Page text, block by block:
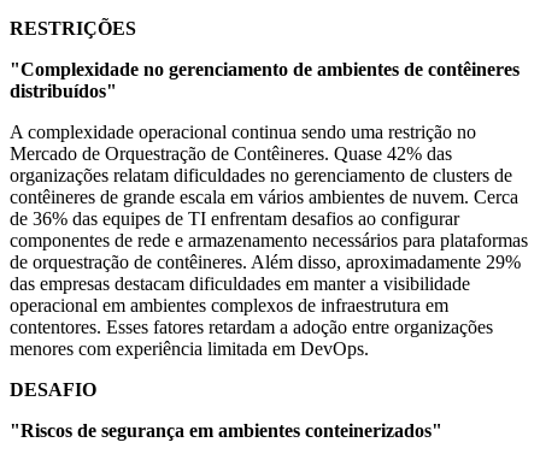
RESTRIÇÕES
"Complexidade no gerenciamento de ambientes de contêineres
distribuídos"
A complexidade operacional continua sendo uma restrição no
Mercado de Orquestração de Contêineres. Quase 42% das
organizações relatam dificuldades no gerenciamento de clusters de
contêineres de grande escala em vários ambientes de nuvem. Cerca
de 36% das equipes de TI enfrentam desafios ao configurar
componentes de rede e armazenamento necessários para plataformas
de orquestração de contêineres. Além disso, aproximadamente 29%
das empresas destacam dificuldades em manter a visibilidade
operacional em ambientes complexos de infraestrutura em
contentores. Esses fatores retardam a adoção entre organizações
menores com experiência limitada em DevOps.
DESAFIO
"Riscos de segurança em ambientes conteinerizados"